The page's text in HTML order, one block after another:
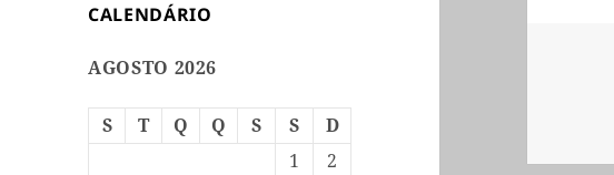
CALENDÁRIO
AGOSTO 2026
S T Q Q S S
D
1
2